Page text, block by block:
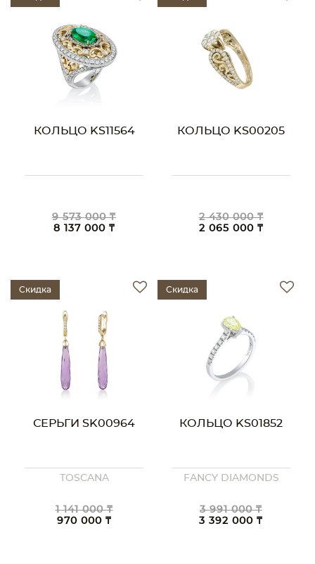
КОЛЬЦО KS11564
9 573 000 ₸
8 137 000 ₸
КОЛЬЦО KS00205
2 430 000 ₸
2 065 000 ₸
Скидка
СЕРЬГИ SK00964
TOSCANA
1 141 000 ₸
970 000 ₸
Скидка
КОЛЬЦО KS01852
FANCY DIAMONDS
3 991 000 ₸
3 392 000 ₸